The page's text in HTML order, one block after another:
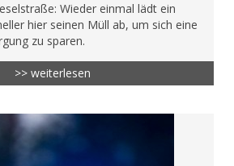
Wieder einmal lädt ein
hier seinen Müll ab, um sich eine
zu sparen.
>> weiterlesen